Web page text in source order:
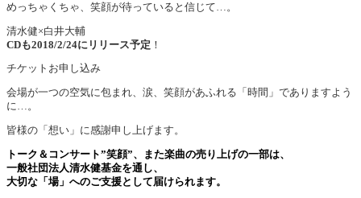
めっちゃくちゃ、笑顔が待っていると信じて…。
清水健×白井大輔
CDも2018/2/24にリリース予定 ！
チケットお申し込み
会場が一つの空気に包まれ、涙、笑顔があふれる「時間」でありますよう
に…。
皆様の「想い」に感謝申し上げます。
トーク＆コンサート”笑顔”、また楽曲の売り上げの一部は、
一般社団法人清水健基金を通し、
大切な「場」へのご支援として届けられます。